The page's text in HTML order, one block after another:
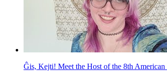
Ĝis, Kejti! Meet the Host of the 8th